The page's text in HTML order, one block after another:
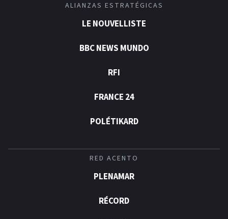
ALIANZAS ESTRATÉGICAS
LE NOUVELLISTE
BBC NEWS MUNDO
RFI
FRANCE 24
POLÉTIKARD
RED ACENTO
PLENAMAR
RÉCORD